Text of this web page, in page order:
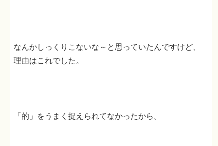
なんかしっくりこないな～と思っていたんですけど、
理由はこれでした。
「的」をうまく捉えられてなかったから。